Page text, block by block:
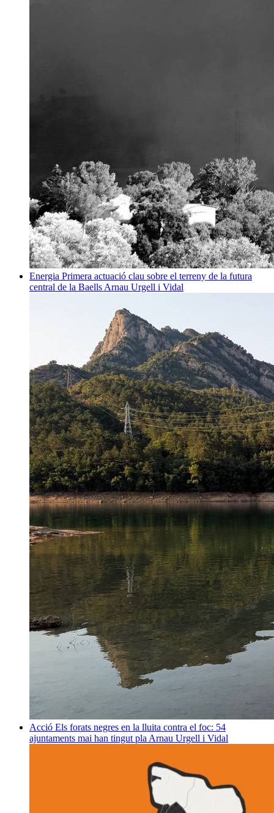
Energia Primera actuació clau sobre el terreny de la futura
central de la Baells Arnau Urgell i Vidal
Acció Els forats negres en la lluita contra el foc: 54
ajuntaments mai han tingut pla Arnau Urgell i Vidal